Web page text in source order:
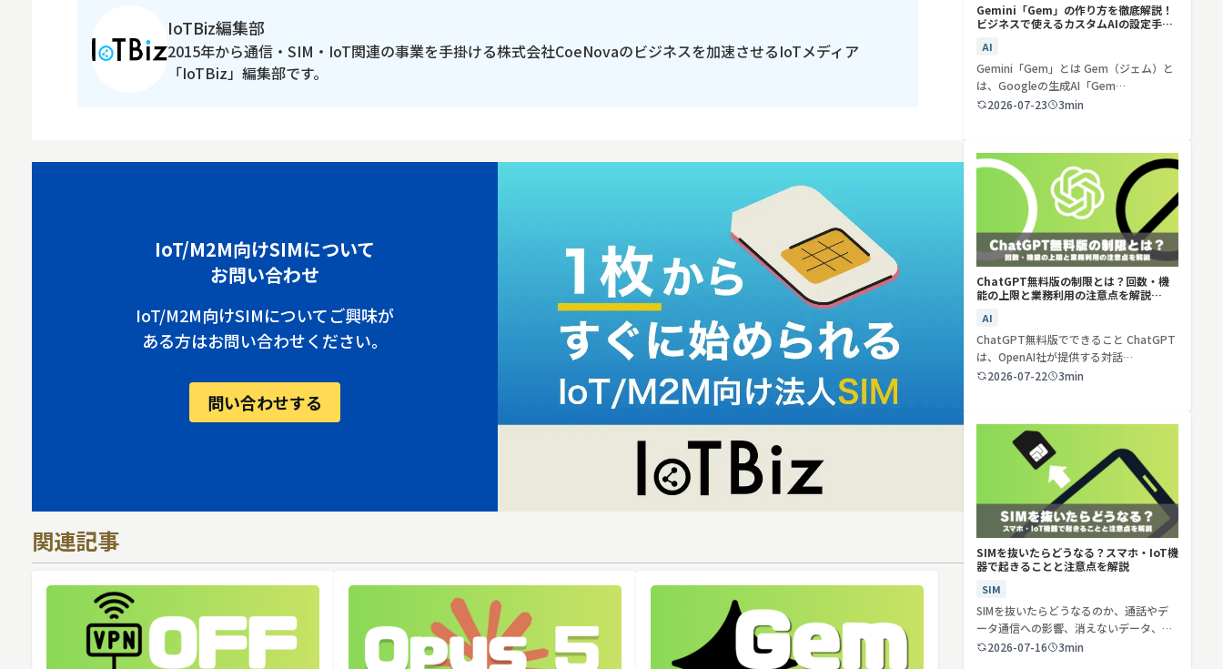
IoTBiz編集部
2015年から通信・SIM・IoT関連の事業を手掛ける株式会社CoeNovaのビジネスを加速させるIoTメディア
「IoTBiz」編集部です。
IoT/M2M向けSIMについて
お問い合わせ
IoT/M2M向けSIMについてご興味が
ある方はお問い合わせください。
問い合わせする
関連記事
Gemini「Gem」の作り方を徹底解説！
ビジネスで使えるカスタムAIの設定手順
AI
Gemini「Gem」とは Gem（ジェム）と
は、Googleの生成AI「Gem…
2026-07-23
3min
ChatGPT無料版の制限とは？回数・機
能の上限と業務利用の注意点を解説
AI
ChatGPT無料版でできること ChatGPT
は、OpenAI社が提供する対話…
2026-07-22
3min
SIMを抜いたらどうなる？スマホ・IoT機
器で起きることと注意点を解説
SIM
SIMを抜いたらどうなるのか、通話やデ
ータ通信への影響、消えないデータ、解
約や端…
2026-07-16 3min